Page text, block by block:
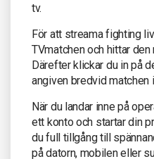
tv.
För att streama fighting
TVmatchen och hittar
Därefter klickar du in på
angiven bredvid matchen
När du landar inne på
ett konto och startar din
du full tillgång till
på datorn, mobilen eller